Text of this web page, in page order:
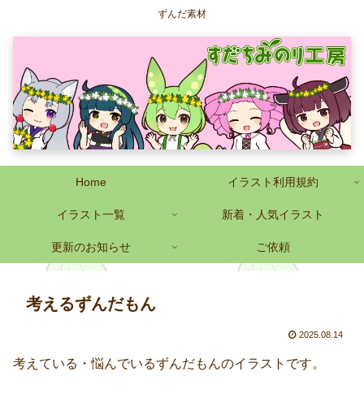
ずんだ素材
Home イラスト利用規約
イラスト一覧 新着・人気イラスト
更新のお知らせ ご依頼
考えるずんだもん
2025.08.14
考えている・悩んでいるずんだもんのイラストです。